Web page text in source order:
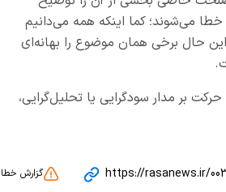
می‌شوند؛ کما اینکه همه می‌دانیم
این حال برخی همان موضوع را بهانه‌ای
بر مدار سودگرایی یا تحلیل‌گرایی،
https://rasanews.ir/ گزارش خطا